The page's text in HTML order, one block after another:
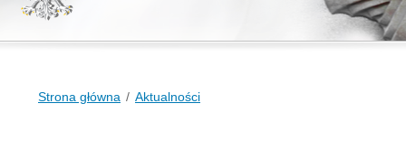
Strona główna Aktualności